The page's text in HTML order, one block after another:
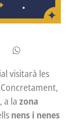
visitarà les
, a la zona
nens i nenes